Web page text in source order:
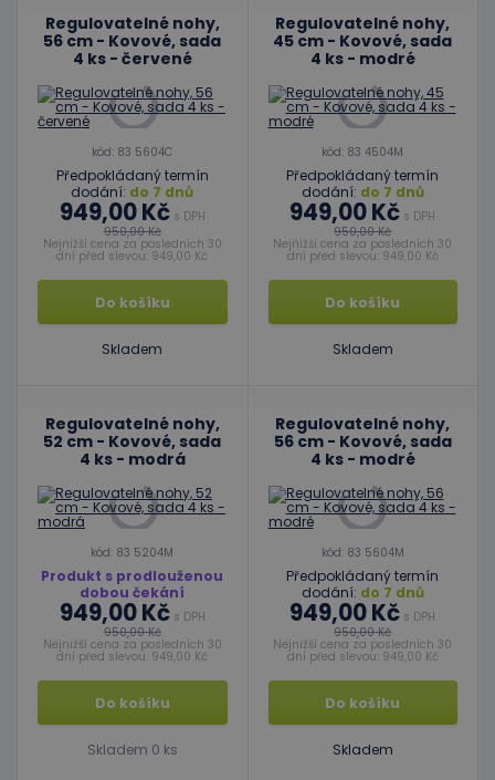
Regulovatelné nohy,
56 cm - Kovové, sada
4 ks - červené
kód: 83 5604C
Předpokládaný termín
dodání: do 7 dnů
949,00 Kčs DPH
950,00 Kč
Nejnižší cena za posledních 30
dní před slevou: 949,00 Kč
Do košíku
Skladem
Regulovatelné nohy,
45 cm - Kovové, sada
4 ks - modré
kód: 83 4504M
Předpokládaný termín
dodání: do 7 dnů
949,00 Kč s DPH
950,00 Kč
Nejnižší cena za posledních 30
dní před slevou: 949,00 Kč
Do košíku
Skladem
Regulovatelné nohy,
52 cm - Kovové, sada
4 ks - modrá
kód: 83 5204M
Produkt s prodlouženou
dobou čekání
949,00 Kčs DPH
950,00 Kč
Nejnižší cena za posledních 30
dní před slevou: 949,00 Kč
Do košíku
Skladem 0 ks
Regulovatelné nohy,
56 cm - Kovové, sada
4 ks - modré
kód: 83 5604M
Předpokládaný termín
dodání: do 7 dnů
949,00 Kč s DPH
950,00 Kč
Nejnižší cena za posledních 30
dní před slevou: 949,00 Kč
Do košíku
Skladem